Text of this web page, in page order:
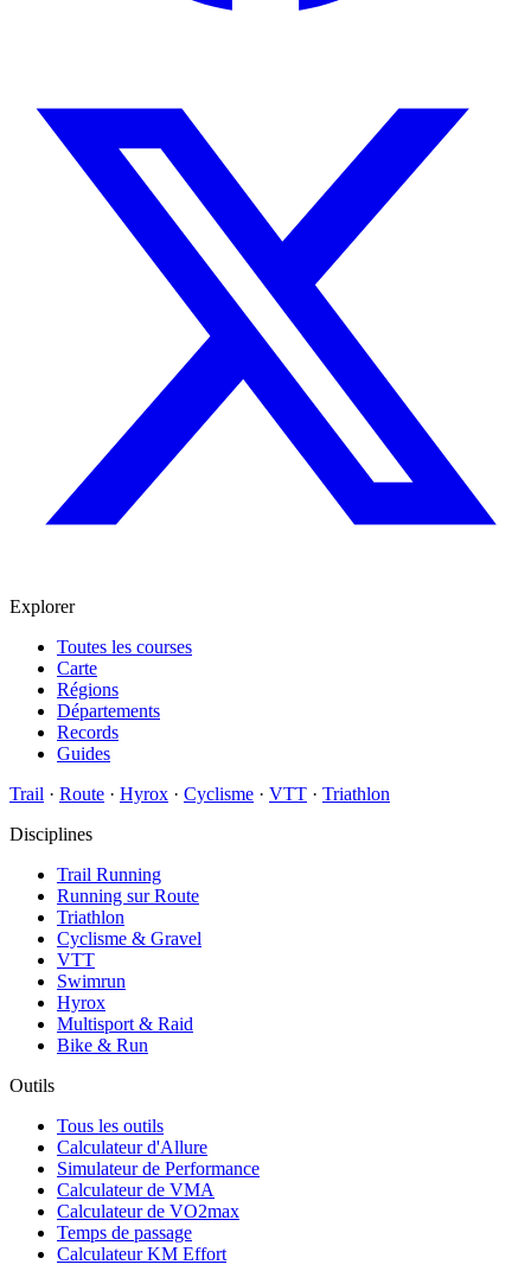
Explorer
Toutes les courses
Carte
Régions
Départements
Records
Guides
Trail · Route · Hyrox · Cyclisme · VTT · Triathlon
Disciplines
Trail Running
Running sur Route
Triathlon
Cyclisme & Gravel
VTT
Swimrun
Hyrox
Multisport & Raid
Bike & Run
Outils
Tous les outils
Calculateur d'Allure
Simulateur de Performance
Calculateur de VMA
Calculateur de VO2max
Temps de passage
Calculateur KM Effort